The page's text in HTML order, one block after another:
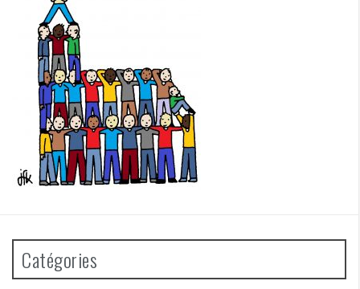
Catégories